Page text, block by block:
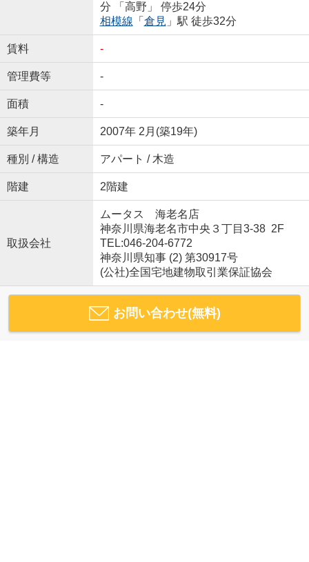
分 「高野」 停歩24分
相模線 「 倉見 」駅 徒歩32分
賃料 -
管理費等 -
面積 -
築年月 2007年 2月(築19年)
種別 / 構造 アパート / 木造
階建 2階建
取扱会社
ムータス 海老名店
神奈川県海老名市中央３丁目3-38 2F
TEL:046-204-6772
神奈川県知事 (2) 第30917号
(公社)全国宅地建物取引業保証協会
お問い合わせ(無料)